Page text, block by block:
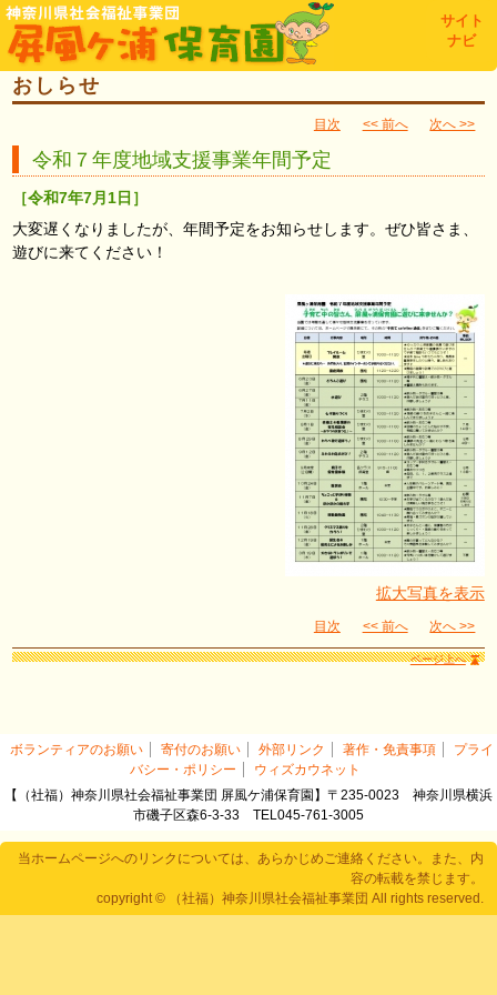
サイト
ナビ
おしらせ
目次 << 前へ 次へ >>
令和７年度地域支援事業年間予定
［令和7年7月1日］
大変遅くなりましたが、年間予定をお知らせします。ぜひ皆さま、
遊びに来てください！
拡大写真を表示
目次 << 前へ 次へ >>
ページ上へ
ボランティアのお願い 寄付のお願い 外部リンク 著作・免責事項
プライ
バシー・ポリシー
ウィズカウネット
【（社福）神奈川県社会福祉事業団 屏風ケ浦保育園】〒235-0023 神奈川県横浜
市磯子区森6-3-33 TEL045-761-3005
当ホームページへのリンクについては、あらかじめご連絡ください。また、内
容の転載を禁じます。
copyright © （社福）神奈川県社会福祉事業団 All rights reserved.